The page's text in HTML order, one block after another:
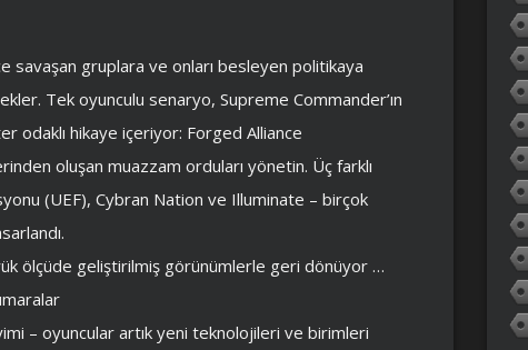
savaşan gruplara ve onları besleyen politikaya
Tek oyunculu senaryo, Supreme Commander’ın
odaklı hikaye içeriyor: Forged Alliance
oluşan muazzam orduları yönetin. Üç farklı
(UEF), Cybran Nation ve Illuminate – birçok
ölçüde geliştirilmiş görünümlerle geri dönüyor …
– oyuncular artık yeni teknolojileri ve birimleri